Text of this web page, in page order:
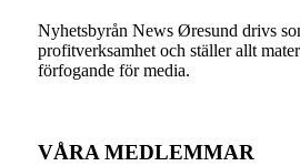
Nyhetsbyrån News Øresund drivs
profitverksamhet och ställer allt
förfogande för media.
VÅRA MEDLEMMAR